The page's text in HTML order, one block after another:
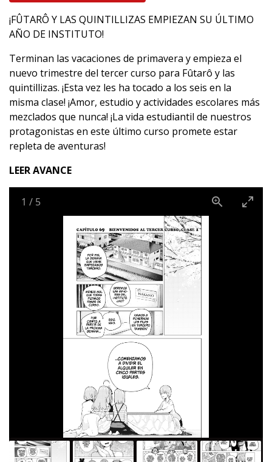
¡FÛTARÔ Y LAS QUINTILLIZAS EMPIEZAN SU ÚLTIMO
AÑO DE INSTITUTO!
Terminan las vacaciones de primavera y empieza el
nuevo trimestre del tercer curso para Fûtarô y las
quintillizas. ¡Esta vez les ha tocado a los seis en la
misma clase! ¡Amor, estudio y actividades escolares más
mezclados que nunca! ¡La vida estudiantil de nuestros
protagonistas en este último curso promete estar
repleta de aventuras!
LEER AVANCE
1 / 5